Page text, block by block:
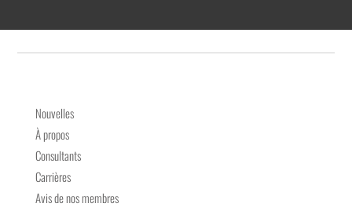
Nouvelles
À propos
Consultants
Carrières
Avis de nos membres